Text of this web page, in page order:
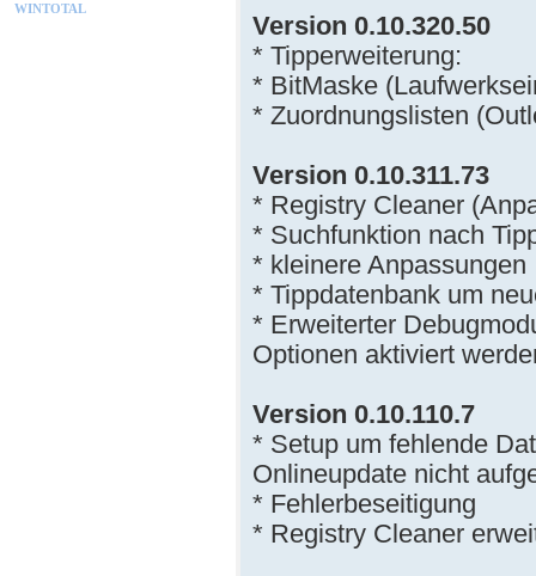
Version 0.10.320.50
* Tipperweiterung:
* BitMaske
* Zuordnungslisten
Version 0.10.311.73
* Registry Cleaner
* Suchfunktion nach
* kleinere Anpassungen
* Tippdatenbank um
* Erweiterter
Optionen aktiviert
Version 0.10.110.7
* Setup um fehlende
Onlineupdate nicht
* Fehlerbeseitigung
* Registry Cleaner
WINTOTAL